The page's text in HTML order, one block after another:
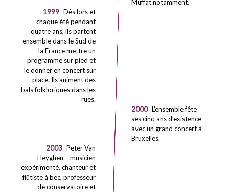
Muffat notamment.
1999 Dès lors et
chaque été pendant
quatre ans, ils partent
ensemble dans le Sud de
la France mettre un
programme sur pied et
le donner en concert sur
place. Ils animent des
bals folkloriques dans les
rues.
2000 L’ensemble fête
ses cinq ans d’existence
avec un grand concert à
Bruxelles.
2003 Peter Van
Heyghen – musicien
expérimenté, chanteur et
flûtiste à bec, professeur
de conservatoire et